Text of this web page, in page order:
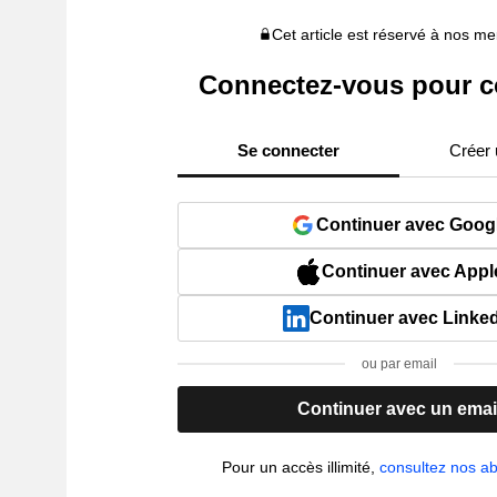
Cet article est réservé à nos
Connectez-vous pour
Se connecter Créer
Continuer avec
Continuer avec
Continuer avec
ou par email
Continuer avec un email
Pour un accès illimité,consultez nos